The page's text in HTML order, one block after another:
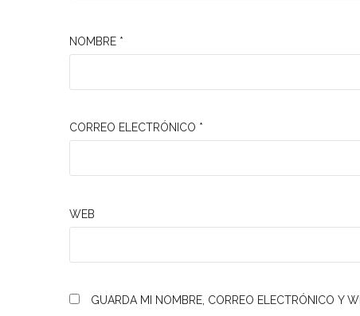
NOMBRE *
CORREO ELECTRÓNICO *
WEB
GUARDA MI NOMBRE, CORREO ELECTRÓNICO Y